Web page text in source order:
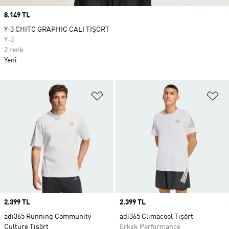
Favori Listesine Ekle
Price
2.399 TL
adi365 Running Community
Culture Tişört
Price
2.399 TL
adi365 Climacool Tişört
Erkek Performance
Price
8.149 TL
Y-3 CHITO GRAPHIC CALI TİŞÖRT
Y-3
2 renk
Yeni